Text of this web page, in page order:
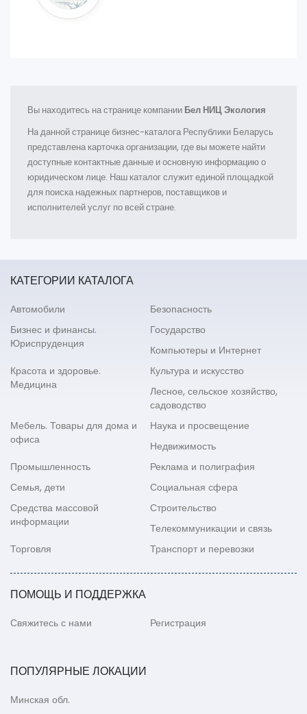
Вы находитесь на странице компании Бел НИЦ Экология
На данной странице бизнес-каталога Республики Беларусь
представлена карточка организации, где вы можете найти
доступные контактные данные и основную информацию о
юридическом лице. Наш каталог служит единой площадкой
для поиска надежных партнеров, поставщиков и
исполнителей услуг по всей стране.
КАТЕГОРИИ КАТАЛОГА
Автомобили
Безопасность
Бизнес и финансы.
Юриспруденция
Государство
Компьютеры и Интернет
Красота и здоровье.
Медицина
Культура и искусство
Лесное, сельское хозяйство,
садоводство
Мебель. Товары для дома и
офиса
Наука и просвещение
Недвижимость
Промышленность
Реклама и полиграфия
Семья, дети
Социальная сфера
Средства массовой
информации
Строительство
Телекоммуникации и связь
Торговля
Транспорт и перевозки
ПОМОЩЬ И ПОДДЕРЖКА
Свяжитесь с нами Регистрация
ПОПУЛЯРНЫЕ ЛОКАЦИИ
Минская обл.